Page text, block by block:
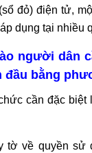
đỏ) điện tử,
dụng tại nhiều
người dân
đầu bằng
cần đặc biệt
tờ về quyền sử